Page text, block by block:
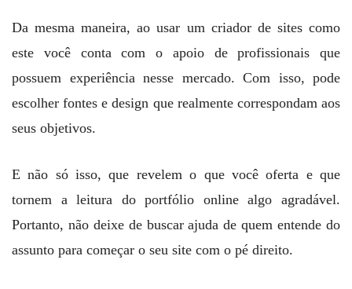
Da mesma maneira, ao usar um criador de sites como
este você conta com o apoio de profissionais que
possuem experiência nesse mercado. Com isso, pode
escolher fontes e design que realmente correspondam aos
seus objetivos.
E não só isso, que revelem o que você oferta e que
tornem a leitura do portfólio online algo agradável.
Portanto, não deixe de buscar ajuda de quem entende do
assunto para começar o seu site com o pé direito.